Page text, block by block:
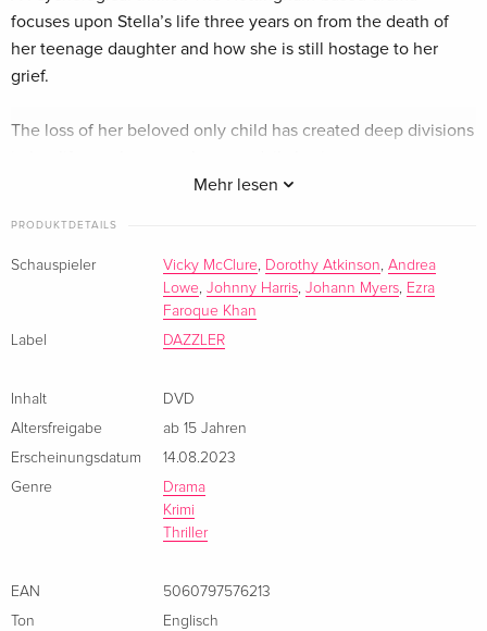
Mehr lesen
focuses upon Stella’s life three years on from the death of
her teenage daughter and how she is still hostage to her
grief.
The loss of her beloved only child has created deep divisions
with this. Wracked with guilt and remorse at the events of
an attempt to move on, Stella and her husband reunite to
listen to a taped recording of the man who they believe
wants to atone for his sins and apologise for murdering their
daughter.
PRODUKTDETAILS
Schauspieler Vicky McClure, Dorothy Atkinson, Andrea
Lowe, Johnny Harris, Johann Myers, Ezra
Faroque Khan
Label
DAZZLER
Inhalt
DVD
Altersfreigabe
ab 15 Jahren
Erscheinungsdatum
14.08.2023
Genre
Drama
Krimi
Thriller
EAN
5060797576213
Ton
Englisch